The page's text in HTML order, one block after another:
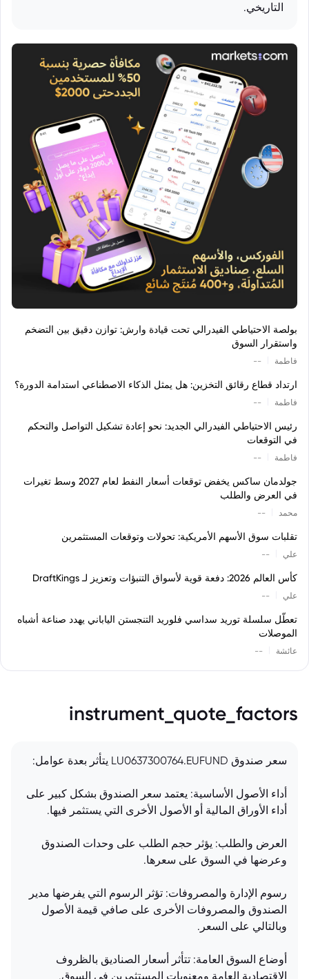
التاريخي.
بولصة الاحتياطي الفيدرالي تحت قيادة وارش: توازن دقيق بين التضخم
واستقرار السوق
فاطمة --
ارتداد قطاع رقائق التخزين: هل يمثل الذكاء الاصطناعي استدامة الدورة؟
فاطمة --
رئيس الاحتياطي الفيدرالي الجديد: نحو إعادة تشكيل التواصل والتحكم
في التوقعات
فاطمة --
جولدمان ساكس يخفض توقعات أسعار النفط لعام 2027 وسط تغيرات
في العرض والطلب
محمد --
تقلبات سوق الأسهم الأمريكية: تحولات وتوقعات المستثمرين
علي --
كأس العالم 2026: دفعة قوية لأسواق التنبؤات وتعزيز لـ DraftKings
علي --
تعطّل سلسلة توريد سداسي فلوريد التنجستن الياباني يهدد صناعة أشباه
الموصلات
عائشة --
instrument_quote_factors
سعر صندوق LU0637300764.EUFUND يتأثر بعدة عوامل:
أداء الأصول الأساسية: يعتمد سعر الصندوق بشكل كبير على
أداء الأوراق المالية أو الأصول الأخرى التي يستثمر فيها.
العرض والطلب: يؤثر حجم الطلب على وحدات الصندوق
وعرضها في السوق على سعرها.
رسوم الإدارة والمصروفات: تؤثر الرسوم التي يفرضها مدير
الصندوق والمصروفات الأخرى على صافي قيمة الأصول
وبالتالي على السعر.
أوضاع السوق العامة: تتأثر أسعار الصناديق بالظروف
الاقتصادية العامة ومعنويات المستثمرين في السوق.